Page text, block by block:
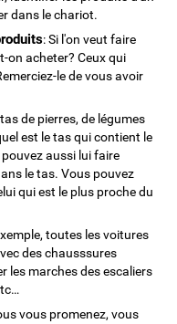
dans le chariot.
: Si l'on veut faire
on acheter? Ceux qui
le de vous avoir
de pierres, de légumes
est le tas qui contient le
aussi lui faire
le tas. Vous pouvez
qui est le plus proche du
toutes les voitures
des chausssures
les marches des escaliers
vous promenez, vous